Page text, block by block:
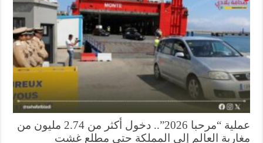
عملية “مرحبا 2026”.. دخول أكثر من 2.74 مليون من
العالم إلى المملكة حتى مطلع غشت